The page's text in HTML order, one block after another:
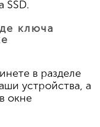
SSD.
ключа
в разделе
устройства, а
окне